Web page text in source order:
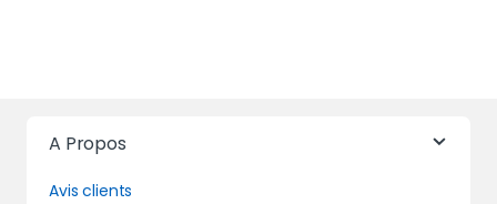
A Propos
Avis clients